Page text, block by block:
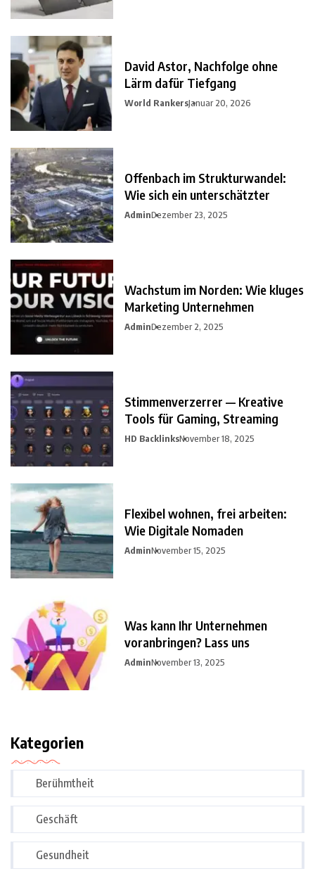
David Astor, Nachfolge ohne
Lärm dafür Tiefgang
World RankersJanuar 20, 2026
Offenbach im Strukturwandel:
Wie sich ein unterschätzter
AdminDezember 23, 2025
Wachstum im Norden: Wie kluges
Marketing Unternehmen
AdminDezember 2, 2025
Stimmenverzerrer — Kreative
Tools für Gaming, Streaming
HD BacklinksNovember 18, 2025
Flexibel wohnen, frei arbeiten:
Wie Digitale Nomaden
AdminNovember 15, 2025
Was kann Ihr Unternehmen
voranbringen? Lass uns
AdminNovember 13, 2025
Kategorien
Berühmtheit
Geschäft
Gesundheit